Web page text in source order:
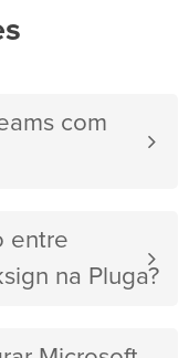
com
entre
na Pluga?